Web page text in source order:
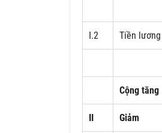
I.2 Tiền lương
Cộng tăng
II Giảm